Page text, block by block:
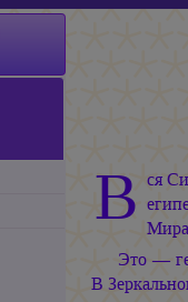
В ся
Мира
Это —
В